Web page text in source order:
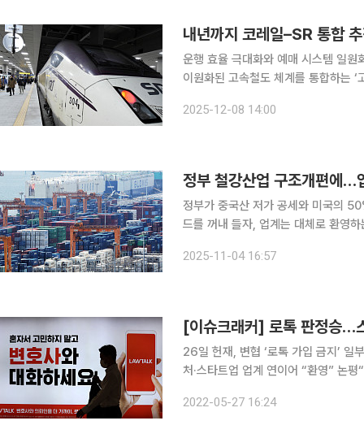
내년까지 코레일–SR 통합
운행 효율 극대화와 예매 시스템 일원화기관통
이원화된 고속철도 체계를 통합하는
관 결합이 아닌 철도산업 경쟁력 강화
2025-12-08 14:00
정부 철강산업 구조개편에…
정부가 중국산 저가 공세와 미국의
드를 꺼내 들자, 업계는 대체로 환영
대한 설비규모 조정 △수출기업 지원
2025-11-04 16:57
[이슈크래커] 로톡 판정승…
26일 헌재, 변협 ‘로톡 가입 금지’ 일
처·스타트업 업계 연이어 “환영” 논평“스타트
온 법적 분쟁이 마무리되는 양상이다.
2022-05-27 16:24